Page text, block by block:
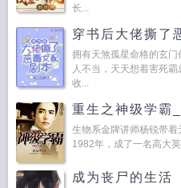
长...
穿书后大佬撕了
拥有天煞孤星命格的玄
人不当，天天想着害死
收...
重生之神级学霸
生物系金牌讲师杨锐带
1982年，成了一名高大
成为丧尸的生活